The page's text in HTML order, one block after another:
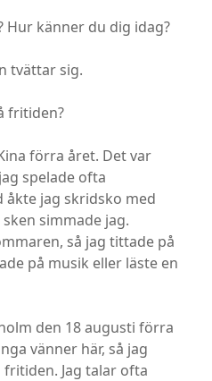
Hur känner du dig idag?
tvättar sig.
fritiden?
förra året. Det var
spelade ofta
jag skridsko med
simmade jag.
så jag tittade på
på musik eller läste en
den 18 augusti förra
vänner här, så jag
Jag talar ofta